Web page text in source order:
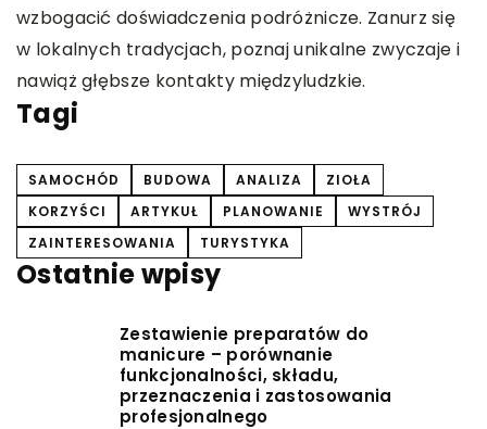
wzbogacić doświadczenia podróżnicze. Zanurz się
w lokalnych tradycjach, poznaj unikalne zwyczaje i
nawiąż głębsze kontakty międzyludzkie.
Tagi
SAMOCHÓD BUDOWA ANALIZA
ZIOŁA
KORZYŚCI
ARTYKUŁ PLANOWANIE
WYSTRÓJ
ZAINTERESOWANIA
TURYSTYKA
Ostatnie wpisy
Zestawienie preparatów do
manicure – porównanie
funkcjonalności, składu,
przeznaczenia i zastosowania
profesjonalnego